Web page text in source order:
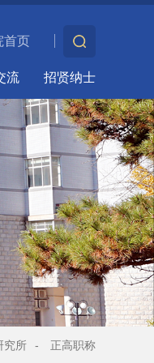
首页
流 招贤纳士
究所 - 正高职称